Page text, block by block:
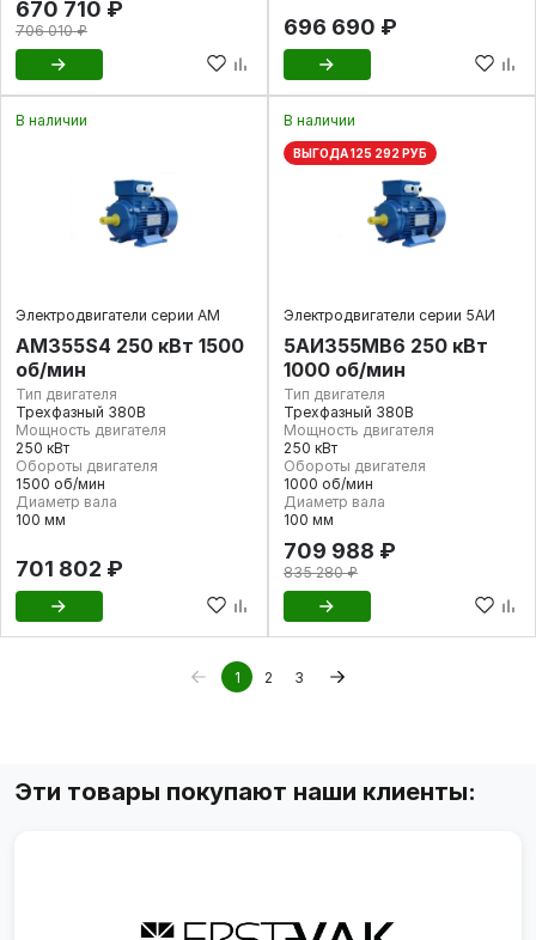
670 710 ₽
706 010 ₽ 696 690 ₽
В наличии
Электродвигатели серии АМ
АМ355S4 250 кВт 1500
об/мин
Тип двигателя
Трехфазный 380В
Мощность двигателя
250 кВт
Обороты двигателя
1500 об/мин
Диаметр вала
100 мм
701 802 ₽
В наличии
ВЫГОДА 125 292 РУБ
Электродвигатели серии 5АИ
5АИ355МВ6 250 кВт
1000 об/мин
Тип двигателя
Трехфазный 380В
Мощность двигателя
250 кВт
Обороты двигателя
1000 об/мин
Диаметр вала
100 мм
709 988 ₽
835 280 ₽
1 2 3
Эти товары покупают наши клиенты: